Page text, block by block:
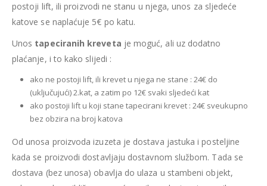
postoji lift, ili proizvodi ne stanu u njega, unos za sljedeće
katove se naplaćuje 5€ po katu.
Unos tapeciranih kreveta je moguć, ali uz dodatno
plaćanje, i to kako slijedi :
ako ne postoji lift, ili krevet u njega ne stane : 24€ do
(uključujući) 2.kat, a zatim po 12€ svaki sljedeći kat
ako postoji lift u koji stane tapecirani krevet : 24€ sveukupno
bez obzira na broj katova
Od unosa proizvoda izuzeta je dostava jastuka i posteljine
kada se proizvodi dostavljaju dostavnom službom. Tada se
dostava (bez unosa) obavlja do ulaza u stambeni objekt,